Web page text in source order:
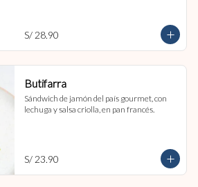
S/ 28.90
Butifarra
Sándwich de jamón del país gourmet, con
lechuga y salsa criolla, en pan francés.
S/ 23.90